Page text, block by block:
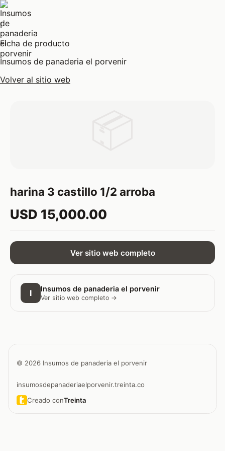
I
Ficha de producto
Insumos de panaderia el porvenir
Volver al sitio web
harina 3 castillo 1/2 arroba
USD 15,000.00
Ver sitio web completo
I Insumos de panaderia el porvenir
Ver sitio web completo →
© 2026 Insumos de panaderia el porvenir
insumosdepanaderiaelporvenir.treinta.co
Creado conTreinta